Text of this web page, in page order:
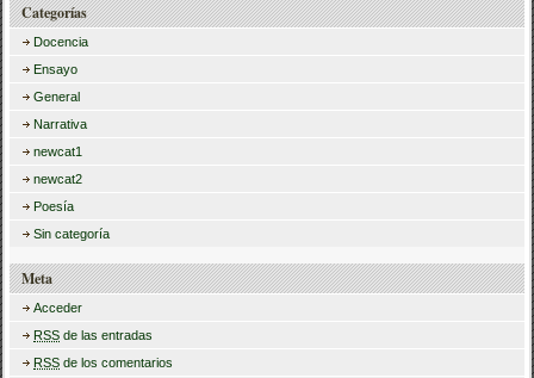
Categorías
Docencia
Ensayo
General
Narrativa
newcat1
newcat2
Poesía
Sin categoría
Meta
Acceder
RSS de las entradas
RSS de los comentarios